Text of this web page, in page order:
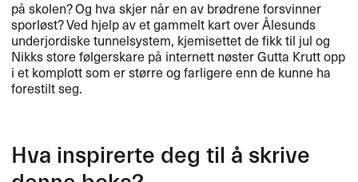
p​å skolen? Og hva skjer n​å​r en av br​ø​drene forsvinner
sporl​ø​st? Ved hjelp av et gammelt kart over ​Å​lesunds
underjordiske tunnelsystem, kjemisettet de fikk til jul og
Nikks store f​ø​lgerskare p​å internett n​ø​ster Gutta Krutt opp
i et komplott som er st​ø​rre og farligere enn de kunne ha
forestilt seg.​​
Hva inspirerte deg til ​å skrive